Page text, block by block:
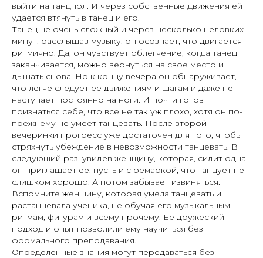
выйти на танцпол. И через собственные движения ей
удается втянуть в танец и его.
Танец не очень сложный и через несколько неловких
минут, расслышав музыку, он осознает, что двигается
ритмично. Да, он чувствует облегчение, когда танец
заканчивается, можно вернуться на свое место и
дышать снова. Но к концу вечера он обнаруживает,
что легче следует ее движениям и шагам и даже не
наступает постоянно на ноги. И почти готов
признаться себе, что все не так уж плохо, хотя он по-
прежнему не умеет танцевать. После второй
вечеринки прогресс уже достаточен для того, чтобы
стряхнуть убеждение в невозможности танцевать. В
следующий раз, увидев женщину, которая, сидит одна,
он приглашает ее, пусть и с ремаркой, что танцует не
слишком хорошо. А потом забывает извиняться.
Вспомните женщину, которая умела танцевать и
растанцевала ученика, не обучая его музыкальным
ритмам, фигурам и всему прочему. Ее дружеский
подход и опыт позволили ему научиться без
формального преподавания.
Определенные знания могут передаваться без